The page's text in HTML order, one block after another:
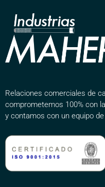
Relaciones comerciales de
comprometemos 100% con
y contamos con un equipo